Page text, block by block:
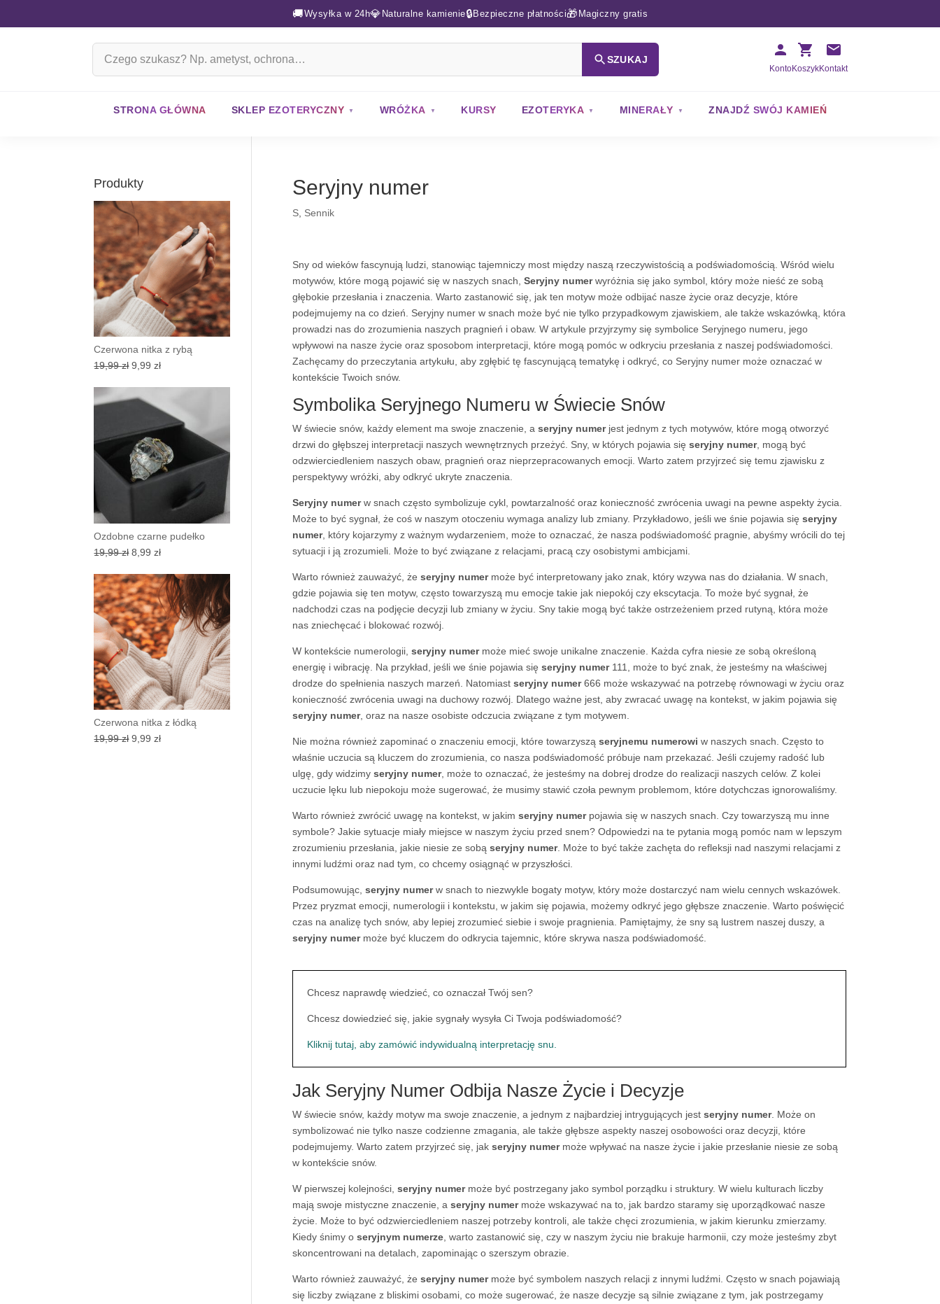
🚚Wysyłka w 24h💎 Naturalne kamienie🔒 Bezpieczne płatności🎁 Magiczny gratis
SZUKAJ
KontoKoszykKontakt
STRONA GŁÓWNA SKLEP EZOTERYCZNY WRÓŻKA KURSY EZOTERYKA MINERAŁY ZNAJDŹ SWÓJ KAMIEŃ
Seryjny numer
S, Sennik
Sny od wieków fascynują ludzi, stanowiąc tajemniczy most między naszą rzeczywistością a podświadomością. Wśród wielu
motywów, które mogą pojawić się w naszych snach, Seryjny numerwyróżnia się jako symbol, który może nieść ze sobą
głębokie przesłania i znaczenia. Warto zastanowić się, jak ten motyw może odbijać nasze życie oraz decyzje, które
podejmujemy na co dzień. Seryjny numer w snach może być nie tylko przypadkowym zjawiskiem, ale także wskazówką, która
prowadzi nas do zrozumienia naszych pragnień i obaw. W artykule przyjrzymy się symbolice Seryjnego numeru, jego
wpływowi na nasze życie oraz sposobom interpretacji, które mogą pomóc w odkryciu przesłania z naszej podświadomości.
Zachęcamy do przeczytania artykułu, aby zgłębić tę fascynującą tematykę i odkryć, co Seryjny numer może oznaczać w
kontekście Twoich snów.
Symbolika Seryjnego Numeru w Świecie Snów
W świecie snów, każdy element ma swoje znaczenie, a seryjny numerjest jednym z tych motywów, które mogą otworzyć
drzwi do głębszej interpretacji naszych wewnętrznych przeżyć. Sny, w których pojawia się seryjny numer, mogą być
odzwierciedleniem naszych obaw, pragnień oraz nieprzepracowanych emocji. Warto zatem przyjrzeć się temu zjawisku z
perspektywy wróżki, aby odkryć ukryte znaczenia.
Seryjny numerw snach często symbolizuje cykl, powtarzalność oraz konieczność zwrócenia uwagi na pewne aspekty życia.
Może to być sygnał, że coś w naszym otoczeniu wymaga analizy lub zmiany. Przykładowo, jeśli we śnie pojawia się seryjny
numer, który kojarzymy z ważnym wydarzeniem, może to oznaczać, że nasza podświadomość pragnie, abyśmy wrócili do tej
sytuacji i ją zrozumieli. Może to być związane z relacjami, pracą czy osobistymi ambicjami.
Warto również zauważyć, że seryjny numermoże być interpretowany jako znak, który wzywa nas do działania. W snach,
gdzie pojawia się ten motyw, często towarzyszą mu emocje takie jak niepokój czy ekscytacja. To może być sygnał, że
nadchodzi czas na podjęcie decyzji lub zmiany w życiu. Sny takie mogą być także ostrzeżeniem przed rutyną, która może
nas zniechęcać i blokować rozwój.
W kontekście numerologii, seryjny numermoże mieć swoje unikalne znaczenie. Każda cyfra niesie ze sobą określoną
energię i wibrację. Na przykład, jeśli we śnie pojawia się seryjny numer111, może to być znak, że jesteśmy na właściwej
drodze do spełnienia naszych marzeń. Natomiast seryjny numer666 może wskazywać na potrzebę równowagi w życiu oraz
konieczność zwrócenia uwagi na duchowy rozwój. Dlatego ważne jest, aby zwracać uwagę na kontekst, w jakim pojawia się
seryjny numer, oraz na nasze osobiste odczucia związane z tym motywem.
Nie można również zapominać o znaczeniu emocji, które towarzyszą seryjnemu numerowi w naszych snach. Często to
właśnie uczucia są kluczem do zrozumienia, co nasza podświadomość próbuje nam przekazać. Jeśli czujemy radość lub
ulgę, gdy widzimy seryjny numer, może to oznaczać, że jesteśmy na dobrej drodze do realizacji naszych celów. Z kolei
uczucie lęku lub niepokoju może sugerować, że musimy stawić czoła pewnym problemom, które dotychczas ignorowaliśmy.
Warto również zwrócić uwagę na kontekst, w jakim seryjny numerpojawia się w naszych snach. Czy towarzyszą mu inne
symbole? Jakie sytuacje miały miejsce w naszym życiu przed snem? Odpowiedzi na te pytania mogą pomóc nam w lepszym
zrozumieniu przesłania, jakie niesie ze sobą seryjny numer. Może to być także zachęta do refleksji nad naszymi relacjami z
innymi ludźmi oraz nad tym, co chcemy osiągnąć w przyszłości.
Podsumowując, seryjny numerw snach to niezwykle bogaty motyw, który może dostarczyć nam wielu cennych wskazówek.
Przez pryzmat emocji, numerologii i kontekstu, w jakim się pojawia, możemy odkryć jego głębsze znaczenie. Warto poświęcić
czas na analizę tych snów, aby lepiej zrozumieć siebie i swoje pragnienia. Pamiętajmy, że sny są lustrem naszej duszy, a
seryjny numermoże być kluczem do odkrycia tajemnic, które skrywa nasza podświadomość.
Chcesz naprawdę wiedzieć, co oznaczał Twój sen?
Chcesz dowiedzieć się, jakie sygnały wysyła Ci Twoja podświadomość?
Kliknij tutaj, aby zamówić indywidualną interpretację snu.
Jak Seryjny Numer Odbija Nasze Życie i Decyzje
W świecie snów, każdy motyw ma swoje znaczenie, a jednym z najbardziej intrygujących jest seryjny numer. Może on
symbolizować nie tylko nasze codzienne zmagania, ale także głębsze aspekty naszej osobowości oraz decyzji, które
podejmujemy. Warto zatem przyjrzeć się, jak seryjny numermoże wpływać na nasze życie i jakie przesłanie niesie ze sobą
w kontekście snów.
W pierwszej kolejności, seryjny numermoże być postrzegany jako symbol porządku i struktury. W wielu kulturach liczby
mają swoje mistyczne znaczenie, a seryjny numermoże wskazywać na to, jak bardzo staramy się uporządkować nasze
życie. Może to być odzwierciedleniem naszej potrzeby kontroli, ale także chęci zrozumienia, w jakim kierunku zmierzamy.
Kiedy śnimy o seryjnym numerze, warto zastanowić się, czy w naszym życiu nie brakuje harmonii, czy może jesteśmy zbyt
skoncentrowani na detalach, zapominając o szerszym obrazie.
Warto również zauważyć, że seryjny numermoże być symbolem naszych relacji z innymi ludźmi. Często w snach pojawiają
się liczby związane z bliskimi osobami, co może sugerować, że nasze decyzje są silnie związane z tym, jak postrzegamy
Produkty
Czerwona nitka z rybą
19,99zł Pierwotna
wynosiła:
19,99 zł.
9,99złAktualna
9,99 zł.
Ozdobne czarne pudełko
19,99zł Pierwotna
wynosiła:
19,99 zł.
8,99złAktualna
wynosi:
8,99 zł.
Czerwona nitka z łódką
19,99zł Pierwotna
9,99złAktualna